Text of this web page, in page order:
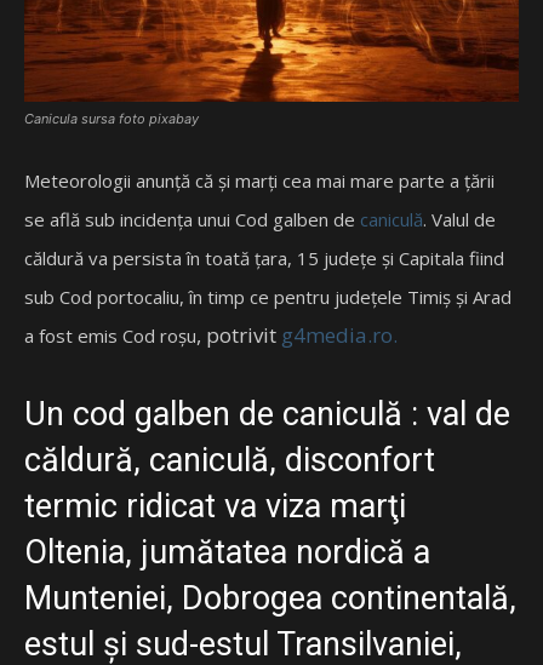
Canicula sursa foto pixabay
Meteorologii anunţă că şi marţi cea mai mare parte a ţării
se află sub incidenţa unui Cod galben de caniculă. Valul de
căldură va persista în toată ţara, 15 judeţe şi Capitala fiind
sub Cod portocaliu, în timp ce pentru judeţele Timiş şi Arad
a fost emis Cod roşu, potrivit g4media.ro.
Un cod galben de caniculă : val de
căldură, caniculă, disconfort
termic ridicat va viza marţi
Oltenia, jumătatea nordică a
Munteniei, Dobrogea continentală,
estul şi sud-estul Transilvaniei,